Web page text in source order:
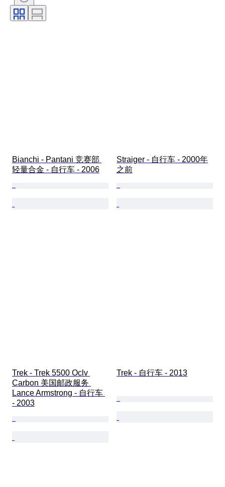
运动纪念品类型
鞋尺码
Bianchi - Pantani 竞赛部
轻量合金 - 自行车 - 2006
Straiger - 自行车 - 2000年
之前
Trek - Trek 5500 Oclv
Carbon 美国邮政服务
Lance Armstrong - 自行车
- 2003
Trek - 自行车 - 2013